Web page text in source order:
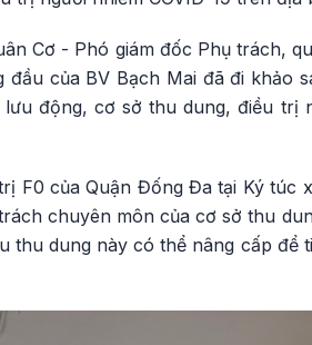
Cơ - Phó giám đốc Phụ trách,
của BV Bạch Mai đã đi khảo
động, cơ sở thu dung, điều trị
F0 của Quận Đống Đa tại Ký túc
chuyên môn của cơ sở thu
dung này có thể nâng cấp để